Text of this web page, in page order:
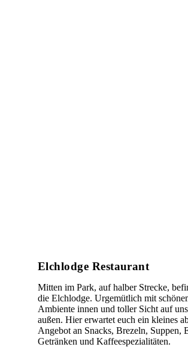
Elchlodge Restaurant
Mitten im Park, auf halber Strecke,
die Elchlodge. Urgemütlich mit
Ambiente innen und toller Sicht auf
außen. Hier erwartet euch ein kleines
Angebot an Snacks, Brezeln, Suppen,
Getränken und Kaffeespezialitäten.